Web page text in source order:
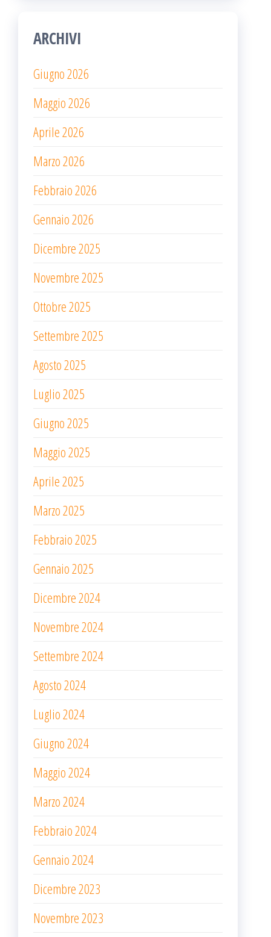
ARCHIVI
Giugno 2026
Maggio 2026
Aprile 2026
Marzo 2026
Febbraio 2026
Gennaio 2026
Dicembre 2025
Novembre 2025
Ottobre 2025
Settembre 2025
Agosto 2025
Luglio 2025
Giugno 2025
Maggio 2025
Aprile 2025
Marzo 2025
Febbraio 2025
Gennaio 2025
Dicembre 2024
Novembre 2024
Settembre 2024
Agosto 2024
Luglio 2024
Giugno 2024
Maggio 2024
Marzo 2024
Febbraio 2024
Gennaio 2024
Dicembre 2023
Novembre 2023